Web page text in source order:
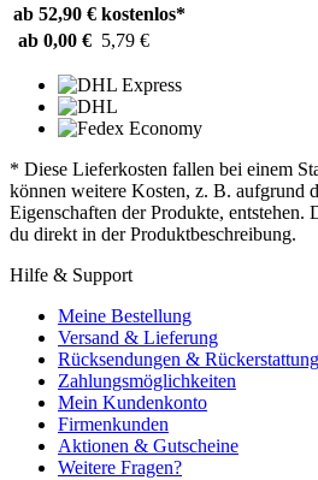
ab 52,90 € kostenlos*
ab 0,00 € 5,79 €
* Diese Lieferkosten fallen bei einem
können weitere Kosten, z. B. aufgrund
Eigenschaften der Produkte, entstehen.
du direkt in der Produktbeschreibung.
Hilfe & Support
Meine Bestellung
Versand & Lieferung
Rücksendungen &
Zahlungsmöglichkeiten
Mein Kundenkonto
Firmenkunden
Aktionen & Gutscheine
Weitere Fragen?